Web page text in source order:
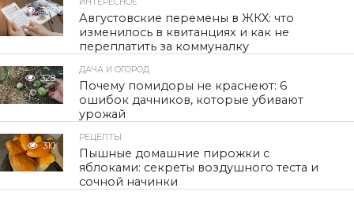
329
Августовские перемены в ЖКХ: что
изменилось в квитанциях и как не
переплатить за коммуналку
328
ДАЧА И ОГОРОД
Почему помидоры не краснеют: 6
ошибок дачников, которые убивают
урожай
310
РЕЦЕПТЫ
Пышные домашние пирожки с
яблоками: секреты воздушного теста и
сочной начинки